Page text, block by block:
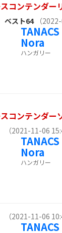
コンテンダー
ベスト64 （
TANACS
Nora
ハンガリー
コンテンダー
（2021-11-06
TANACS
Nora
ハンガリー
（2021-11-06
TANACS